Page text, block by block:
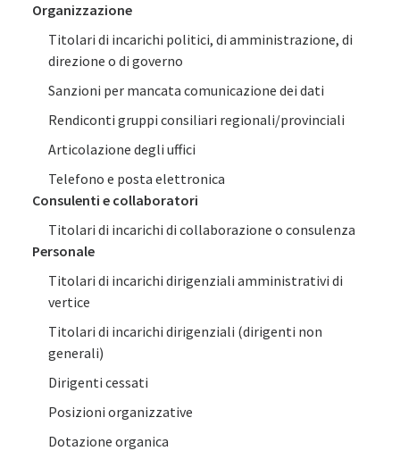
Organizzazione
Titolari di incarichi politici, di amministrazione, di
direzione o di governo
Sanzioni per mancata comunicazione dei dati
Rendiconti gruppi consiliari regionali/provinciali
Articolazione degli uffici
Telefono e posta elettronica
Consulenti e collaboratori
Titolari di incarichi di collaborazione o consulenza
Personale
Titolari di incarichi dirigenziali amministrativi di
vertice
Titolari di incarichi dirigenziali (dirigenti non
generali)
Dirigenti cessati
Posizioni organizzative
Dotazione organica